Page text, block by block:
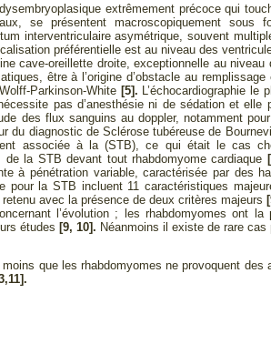
extrêmement précoce qui
se présentent macroscopiquement sous
interventriculaire asymétrique, souvent
préférentielle est au niveau des
cave-oreillette droite, exceptionnelle au niveau
être à l’origine d’obstacle au
Parkinson-White [5]. L’échocardiographie
pas d’anesthésie ni de sédation et elle
des flux sanguins au doppler, notamment
du diagnostic de Sclérose tubéreuse de
associée à la (STB), ce qui était le cas
la STB devant tout rhabdomyome cardiaque
à pénétration variable, caractérisée par des
pour la STB incluent 11 caractéristiques
avec la présence de deux critères majeurs
l’évolution ; les rhabdomyomes ont
études [9, 10]. Néanmoins il existe de rare cas
que les rhabdomyomes ne provoquent des